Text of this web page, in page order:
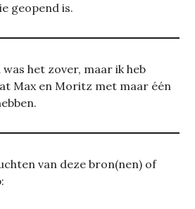
geopend is.
het zover, maar ik heb
Max en Moritz met maar één
van deze bron(nen) of